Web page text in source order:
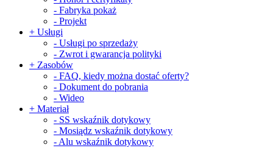
- Fabryka pokaż
- Projekt
+ Usługi
- Usługi po sprzedaży
- Zwrot i gwarancja polityki
+ Zasobów
- FAQ, kiedy można dostać oferty?
- Dokument do pobrania
- Wideo
+ Materiał
- SS wskaźnik dotykowy
- Mosiądz wskaźnik dotykowy
- Alu wskaźnik dotykowy